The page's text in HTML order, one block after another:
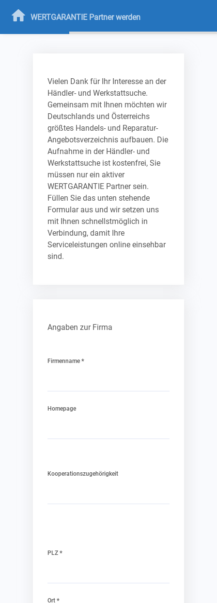
WERTGARANTIE Partner werden
Vielen Dank für Ihr Interesse an der
Händler- und Werkstattsuche.
Gemeinsam mit Ihnen möchten wir
Deutschlands und Österreichs
größtes Handels- und Reparatur-
Angebotsverzeichnis aufbauen. Die
Aufnahme in der Händler- und
Werkstattsuche ist kostenfrei, Sie
müssen nur ein aktiver
WERTGARANTIE Partner sein.
Füllen Sie das unten stehende
Formular aus und wir setzen uns
mit Ihnen schnellstmöglich in
Verbindung, damit Ihre
Serviceleistungen online einsehbar
sind.
Angaben zur Firma
Firmenname *
Homepage
Kooperationszugehörigkeit
PLZ *
Ort *